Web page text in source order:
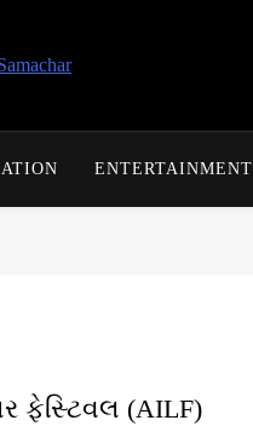
ENTERTAINMENT
ફેસ્ટિવલ (AILF)